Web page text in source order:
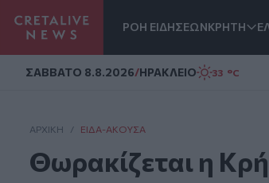
ΡΟΗ ΕΙΔΗΣΕΩΝΚΡΗΤΗ
ΣAΒΒΑΤΟ 8.8.2026/ΗΡΑΚΛΕΙΟ 33 °C
ΑΡΧΙΚΗ / ΕΊΔΑ-ΆΚΟΥΣΑ
Θωρακίζεται η